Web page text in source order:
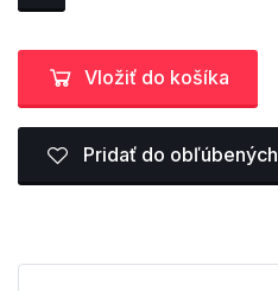
Vložiť do košíka
Pridať do obľúbených